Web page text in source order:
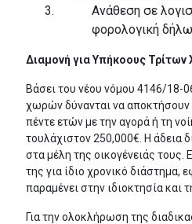
Ανάθεση σε
φορολογική
Διαμονή για Υπήκοους
Βάσει του νέου νόμου 4146/18-
χωρών δύνανται να αποκτήσουν
πέντε ετών με την αγορά ή τη
τουλάχιστον 250,000€. Η άδεια
στα μέλη της οικογένειάς τους.
της για ίδιο χρονικό διάστημα,
παραμένει στην ιδιοκτησία και
Για την ολοκλήρωση της